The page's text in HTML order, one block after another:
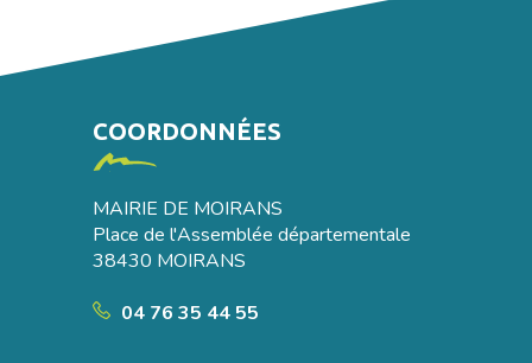
COORDONNÉES
MAIRIE DE MOIRANS
Place de l'Assemblée départementale
38430 MOIRANS
04 76 35 44 55